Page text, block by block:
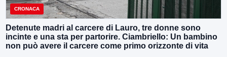
CRONACA
Detenute madri al carcere di Lauro, tre donne sono
incinte e una sta per partorire. Ciambriello: Un bambino
non può avere il carcere come primo orizzonte di vita